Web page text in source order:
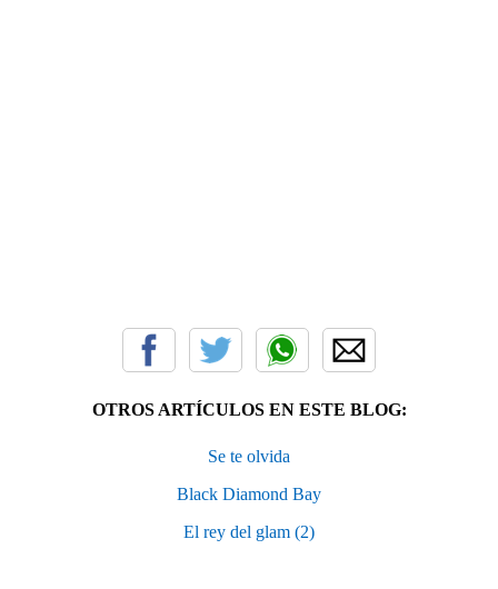
OTROS ARTÍCULOS EN ESTE BLOG:
Se te olvida
Black Diamond Bay
El rey del glam (2)